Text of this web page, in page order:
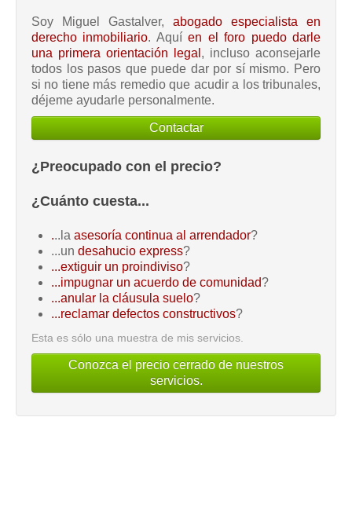
Soy Miguel Gastalver, abogado especialista en
derecho inmobiliario. Aquíen el foro puedo darle
una primera orientación legal , incluso aconsejarle
todos los pasos que puede dar por sí mismo. Pero
si no tiene más remedio que acudir a los tribunales,
déjeme ayudarle personalmente.
Contactar
¿Preocupado con el precio?
¿Cuánto cuesta...
...la asesoría continua al arrendador?
...un desahucio express?
...extiguir un proindiviso?
...impugnar un acuerdo de comunidad?
...anular la cláusula suelo?
...reclamar defectos constructivos?
Esta es sólo una muestra de mis servicios.
Conozca el precio cerrado de nuestros
servicios.